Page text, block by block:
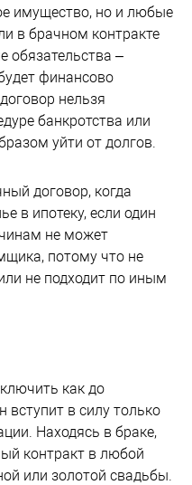
имущество, но и любые
в брачном контракте
обязательства –
финансово
нельзя
банкротства или
уйти от долгов.
договор, когда
в ипотеку, если один
не может
потому что не
не подходит по иным
как до
вступит в силу только
Находясь в браке,
контракт в любой
или золотой свадьбы.